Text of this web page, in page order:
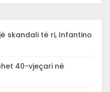
skandali të ri, Infantino
40-vjeçari në